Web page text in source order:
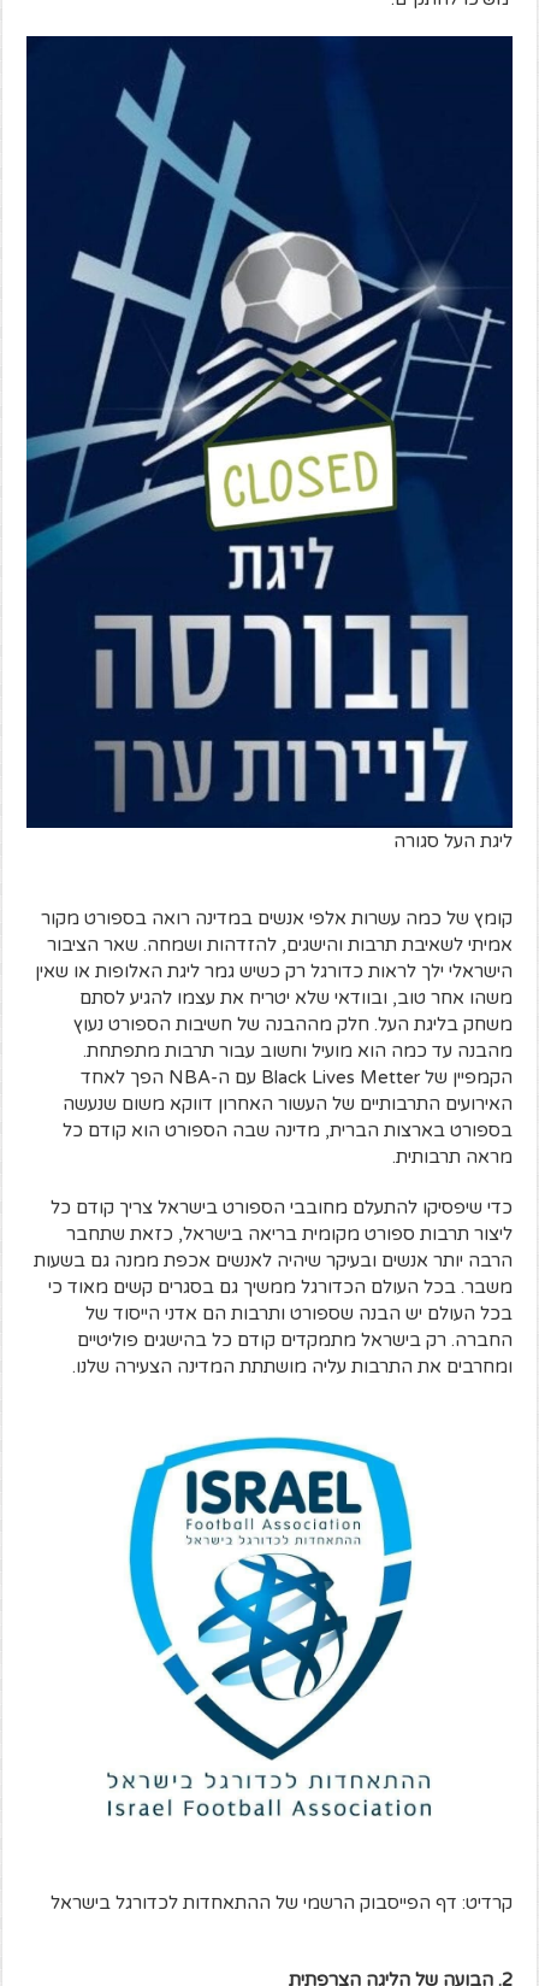
ליגת העל סגורה
קומץ של כמה עשרות אלפי אנשים במדינה רואה בספורט מקור
אמיתי לשאיבת תרבות והישגים, להזדהות ושמחה. שאר הציבור
הישראלי ילך לראות כדורגל רק כשיש גמר ליגת האלופות או שאין
משהו אחר טוב, ובוודאי שלא יטריח את עצמו להגיע לסתם
משחק בליגת העל. חלק מההבנה של חשיבות הספורט נעוץ
מהבנה עד כמה הוא מועיל וחשוב עבור תרבות מתפתחת.
הקמפיין של Black Lives Metter עם ה-NBA הפך לאחד
האירועים התרבותיים של העשור האחרון דווקא משום שנעשה
בספורט בארצות הברית, מדינה שבה הספורט הוא קודם כל
מראה תרבותית.
כדי שיפסיקו להתעלם מחובבי הספורט בישראל צריך קודם כל
ליצור תרבות ספורט מקומית בריאה בישראל, כזאת שתחבר
הרבה יותר אנשים ובעיקר שיהיה לאנשים אכפת ממנה גם בשעות
משבר. בכל העולם הכדורגל ממשיך גם בסגרים קשים מאוד כי
בכל העולם יש הבנה שספורט ותרבות הם אדני הייסוד של
החברה. רק בישראל מתמקדים קודם כל בהישגים פוליטיים
ומחרבים את התרבות עליה מושתתת המדינה הצעירה שלנו.
קרדיט: דף הפייסבוק הרשמי של ההתאחדות לכדורגל בישראל
2. הבועה של הליגה הצרפתית